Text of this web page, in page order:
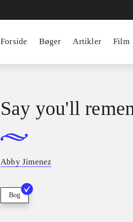
Forside Bøger Artikler Film
Say you'll
Abby Jimenez
Bog